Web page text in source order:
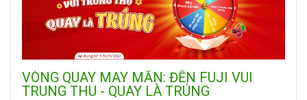
VÒNG QUAY MAY MẮN: ĐẾN FUJI VUI
TRUNG THU - QUAY LÀ TRÚNG